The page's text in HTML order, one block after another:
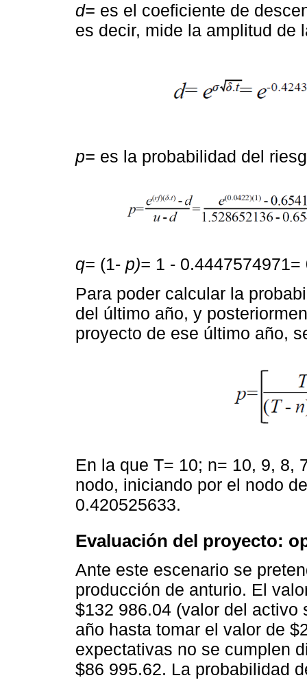
d= es el coeficiente de
es decir, mide la amplitud de
p= es la probabilidad del
q= (1- p)= 1 -
Para poder calcular la
del último año, y
proyecto de ese último año,
En la que T= 10; n= 10, 9, 8,
nodo, iniciando por el nodo
0.420525633.
Evaluación del proyecto:
Ante este escenario se
producción de anturio. El
$132 986.04 (valor del activo
año hasta tomar el valor de
expectativas no se cumplen
$86 995.62. La probabilidad